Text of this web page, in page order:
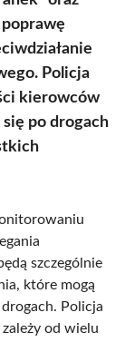
poprawę
Policja
kierowców
po drogach
szczególnie
które mogą
Policja
od wielu